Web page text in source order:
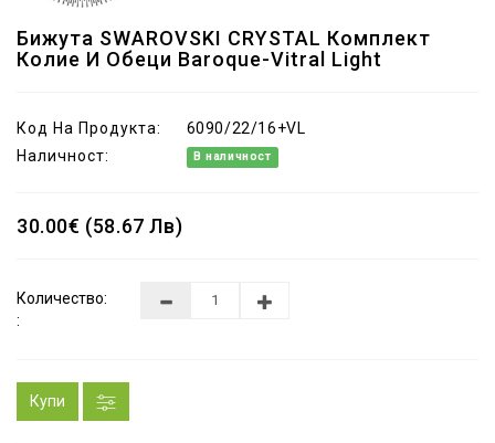
Бижута SWAROVSKI CRYSTAL Комплект
Колие И Обеци Baroque-Vitral Light
Код На Продукта:
6090/22/16+VL
Наличност:
В наличност
30.00€ (58.67 Лв)
Количество:
:
Купи